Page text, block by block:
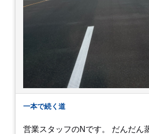
一本で続く道
営業スタッフのNです。 だんだん蒸し暑く感じる